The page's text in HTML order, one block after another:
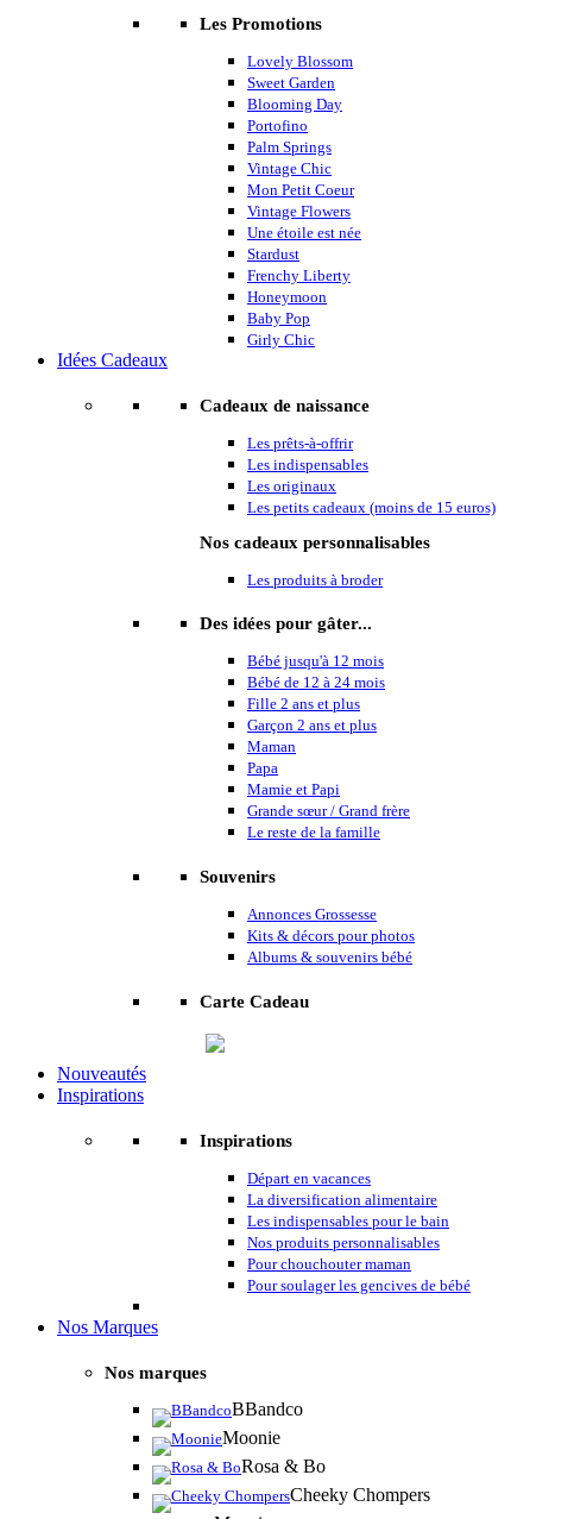
Les Promotions
Lovely Blossom
Sweet Garden
Blooming Day
Portofino
Palm Springs
Vintage Chic
Mon Petit Coeur
Vintage Flowers
Une étoile est née
Stardust
Frenchy Liberty
Honeymoon
Baby Pop
Girly Chic
Idées Cadeaux
Cadeaux de naissance
Les prêts-à-offrir
Les indispensables
Les originaux
Les petits cadeaux (moins de 15 euros)
Nos cadeaux personnalisables
Les produits à broder
Des idées pour gâter...
Bébé jusqu'à 12 mois
Bébé de 12 à 24 mois
Fille 2 ans et plus
Garçon 2 ans et plus
Maman
Papa
Mamie et Papi
Grande sœur / Grand frère
Le reste de la famille
Souvenirs
Annonces Grossesse
Kits & décors pour photos
Albums & souvenirs bébé
Carte Cadeau
Nouveautés
Inspirations
Inspirations
Départ en vacances
La diversification alimentaire
Les indispensables pour le bain
Nos produits personnalisables
Pour chouchouter maman
Pour soulager les gencives de bébé
Nos Marques
Nos marques
BBandco
Moonie
Rosa & Bo
Cheeky Chompers